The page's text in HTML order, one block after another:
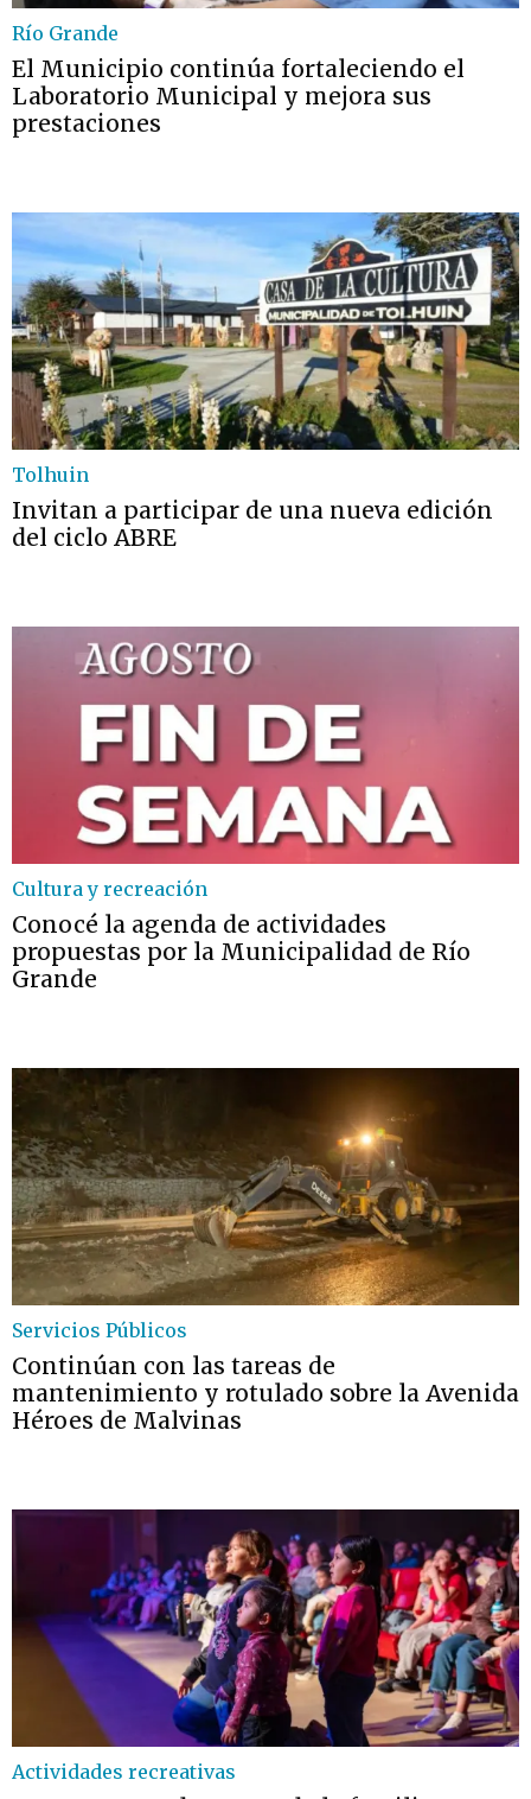
Río Grande
El Municipio continúa fortaleciendo el
Laboratorio Municipal y mejora sus
prestaciones
Tolhuin
Invitan a participar de una nueva edición
del ciclo ABRE
Cultura y recreación
Conocé la agenda de actividades
propuestas por la Municipalidad de Río
Grande
Servicios Públicos
Continúan con las tareas de
mantenimiento y rotulado sobre la Avenida
Héroes de Malvinas
Actividades recreativas